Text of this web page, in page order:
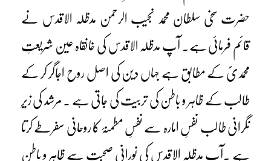
حضرت سخی سلطان محمد نجیب الرحمن مدظلہ الاقدس نے
قائم فرمائی ہے۔ آپ مدظلہ الاقدس کی خانقاہ عین شریعتِ
محمدیؐ کے مطابق ہے جہاں دین کی اصل روح اجاگر کر کے
طالب کے ظاہر و باطن کی تربیت کی جاتی ہے ۔ مرشد کی زیرِ
نگرانی طالب نفسِ امارہ سے نفسِ مطمنۂ کا روحانی سفرطے کرتا
ہے ۔آپ مدظلہ الاقدس کی نورانی صحبت سے ظاہر و باطن